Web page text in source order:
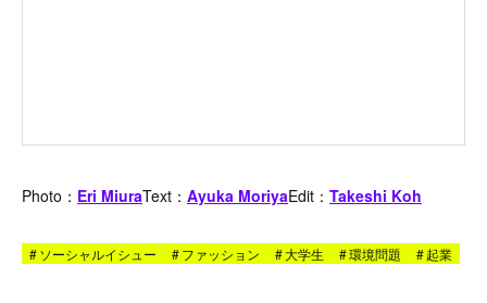
Photo： Eri MiuraText： Ayuka MoriyaEdit： Takeshi Koh
#ソーシャルイシュー #ファッション #大学生 #環境問題 #起業